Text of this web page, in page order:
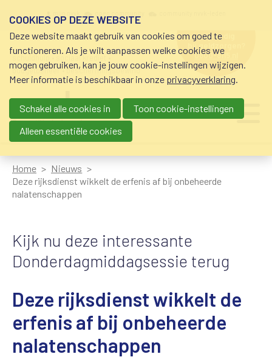
schuldhulp • sociaal krediet •
budgetbeheer • beschermingsbewind
hulp nodig
bij geldzorgen?
0800-8115.nl
Main navigation
Home
Nieuws
Deze rijksdienst wikkelt de erfenis af bij onbeheerde
nalatenschappen
Kijk nu deze interessante
Donderdagmiddagsessie terug
Deze rijksdienst wikkelt de
erfenis af bij onbeheerde
nalatenschappen
COOKIES OP DEZE WEBSITE
Deze website maakt gebruik van cookies om goed te
functioneren. Als je wilt aanpassen welke cookies we
mogen gebruiken, kan je jouw cookie-instellingen wijzigen.
Meer informatie is beschikbaar in onze privacyverklaring.
Schakel alle cookies in
Toon cookie-instellingen
Alleen essentiële cookies